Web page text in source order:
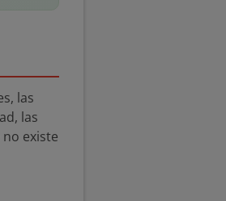
las
las
existe